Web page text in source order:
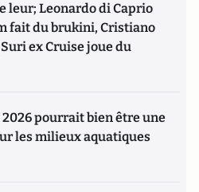
leur; Leonardo di Caprio
fait du brukini, Cristiano
ex Cruise joue du
2026 pourrait bien être une
les milieux aquatiques